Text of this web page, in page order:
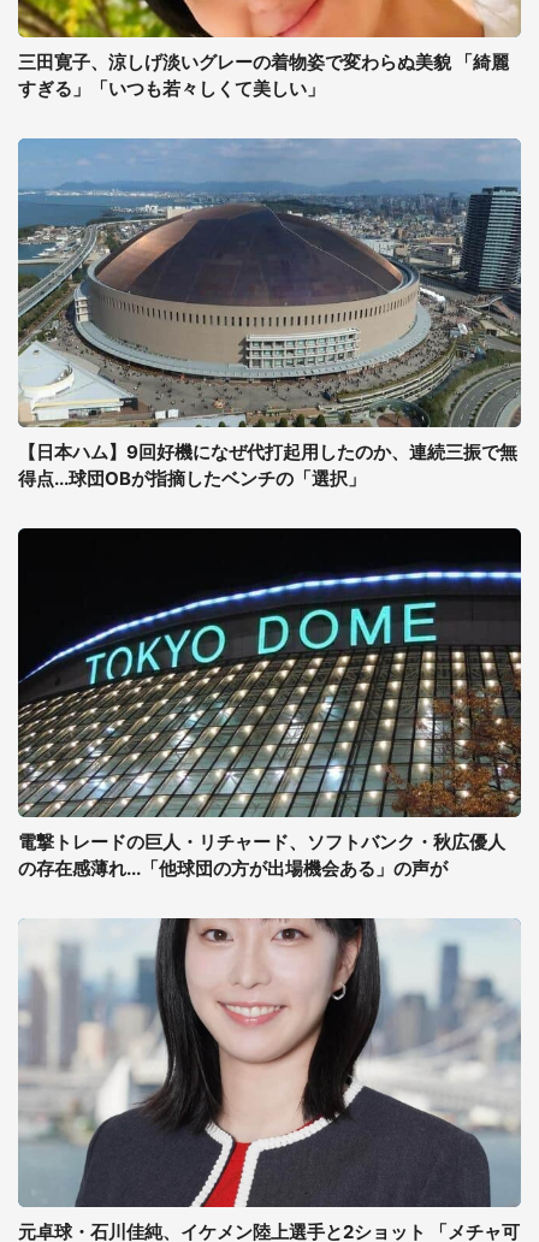
三田寛子、涼しげ淡いグレーの着物姿で変わらぬ美貌 「綺麗
すぎる」「いつも若々しくて美しい」
【日本ハム】9回好機になぜ代打起用したのか、連続三振で無
得点...球団OBが指摘したベンチの「選択」
電撃トレードの巨人・リチャード、ソフトバンク・秋広優人
の存在感薄れ...「他球団の方が出場機会ある」の声が
元卓球・石川佳純、イケメン陸上選手と2ショット 「メチャ可